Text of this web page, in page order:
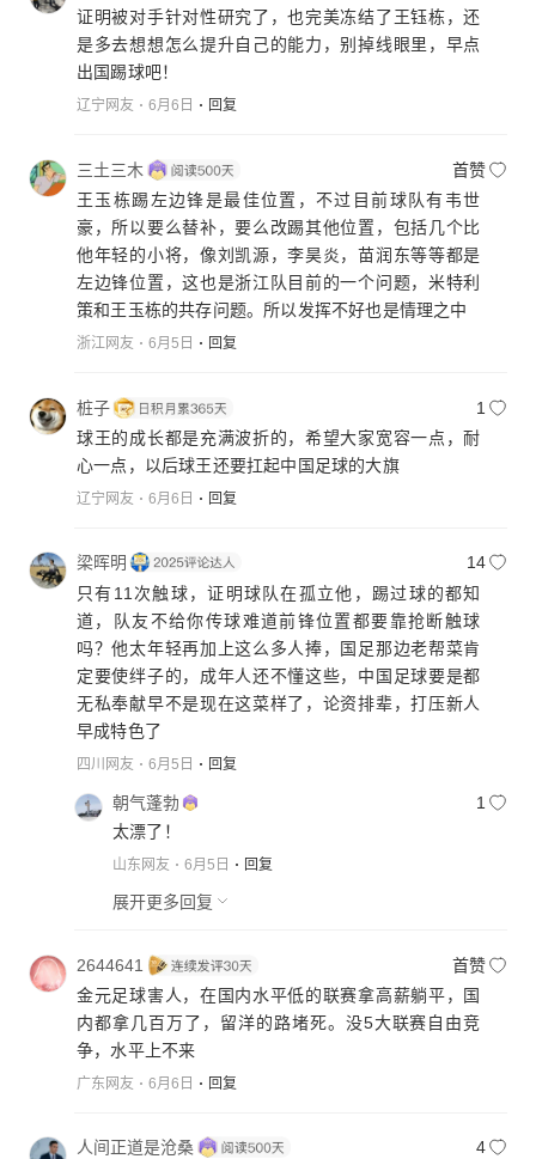
证明被对手针对性研究了，也完美冻结了王钰栋，还
是多去想想怎么提升自己的能力，别掉线眼里，早点
出国踢球吧！
辽宁网友 6月6日 回复
三土三木
首赞
王玉栋踢左边锋是最佳位置，不过目前球队有韦世
豪，所以要么替补，要么改踢其他位置，包括几个比
他年轻的小将，像刘凯源，李昊炎，苗润东等等都是
左边锋位置，这也是浙江队目前的一个问题，米特利
策和王玉栋的共存问题。所以发挥不好也是情理之中
浙江网友 6月5日 回复
桩子
1
球王的成长都是充满波折的，希望大家宽容一点，耐
心一点，以后球王还要扛起中国足球的大旗
辽宁网友 6月6日 回复
梁晖明
14
只有11次触球，证明球队在孤立他，踢过球的都知
道，队友不给你传球难道前锋位置都要靠抢断触球
吗？他太年轻再加上这么多人捧，国足那边老帮菜肯
定要使绊子的，成年人还不懂这些，中国足球要是都
无私奉献早不是现在这菜样了，论资排辈，打压新人
早成特色了
四川网友 6月5日 回复
朝气蓬勃
1
太漂了！
山东网友 6月5日 回复
展开更多回复
2644641
首赞
金元足球害人，在国内水平低的联赛拿高薪躺平，国
内都拿几百万了，留洋的路堵死。没5大联赛自由竞
争，水平上不来
广东网友 6月6日 回复
人间正道是沧桑
4